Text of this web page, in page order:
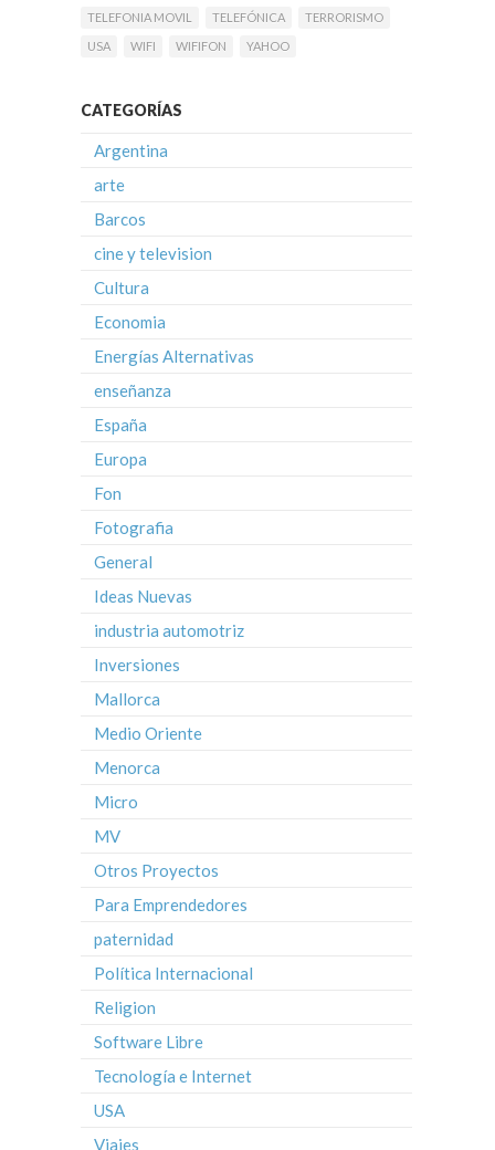
TELEFONIA MOVIL
TELEFÓNICA
TERRORISMO
USA
WIFI WIFIFON YAHOO
CATEGORÍAS
Argentina
arte
Barcos
cine y television
Cultura
Economia
Energías Alternativas
enseñanza
España
Europa
Fon
Fotografia
General
Ideas Nuevas
industria automotriz
Inversiones
Mallorca
Medio Oriente
Menorca
Micro
MV
Otros Proyectos
Para Emprendedores
paternidad
Política Internacional
Religion
Software Libre
Tecnología e Internet
USA
Viajes